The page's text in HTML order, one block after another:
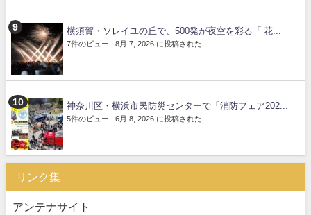
横須賀・ソレイユの丘で、500発が夜空を彩る「 花...
7件のビュー | 8月 7, 2026 に投稿された
神奈川区・横浜市民防災センターで「消防フェア202...
5件のビュー | 6月 8, 2026 に投稿された
リンク集
アンテナサイト